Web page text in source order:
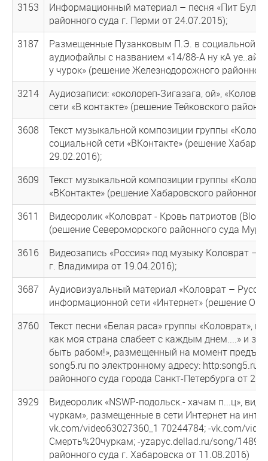
3153
Информационный материал – песня «Пит Буль
районного суда г. Перми от 24.07.2015);
3187
Размещенные Пузанковым П.Э. в социальной
аудиофайлы с названием «14/88-А ну кА уе..ай
у чурок» (решение Железнодорожного
3214
Аудиозаписи: «околореп-Зигазага, ой»,
сети «В контакте» (решение Тейковского
3608
Текст музыкальной композиции группы
социальной сети «ВКонтакте» (решение
29.02.2016);
3609
Текст музыкальной композиции группы
«ВКонтакте» (решение Хабаровского
3611
Видеоролик «Коловрат - Кровь патриотов
(решение Североморского районного суда
3616
Видеозапись «Россия» под музыку Коловрат –
г. Владимира от 19.04.2016);
3687
Аудиовизуальный материал «Коловрат –
информационной сети «Интернет» (решение
3760
Текст песни «Белая раса» группы «Коловрат»,
как моя страна слабеет с каждым днем....» и
быть рабом!», размещенный на момент
song5.ru по электронному адресу:
районного суда города Санкт-Петербурга от
3929
Видеоролик «NSWP-подольск.- хачам п...ц»,
чуркам», размещенные в сети Интернет на
vk.com/video63027360_1 70244784; -vk.com/
Смерть%20чуркам; -yzapyc.dellad.ru/song/
районного суда г. Хабаровска от 11.08.2016)